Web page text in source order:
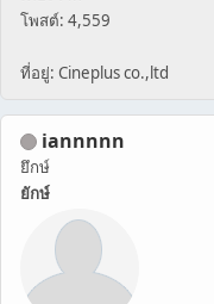
โพสต์: 4,559
ที่อยู่: Cineplus co.,ltd
iannnnn
ยึกษ์
ยักษ์